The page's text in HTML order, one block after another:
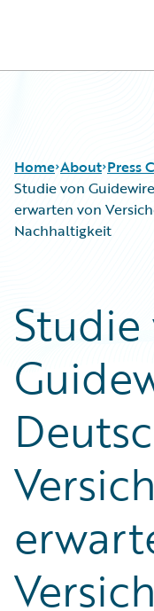
Home About Press
Studie von
erwarten von
Nachhaltigkeit
Studie